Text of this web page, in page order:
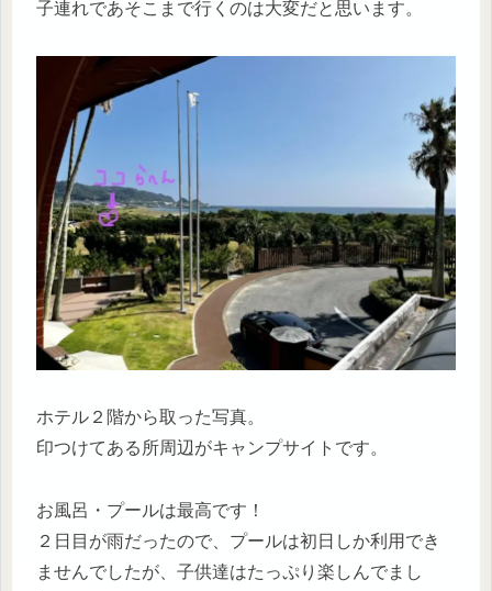
子連れであそこまで行くのは大変だと思います。
ホテル２階から取った写真。
印つけてある所周辺がキャンプサイトです。
お風呂・プールは最高です！
２日目が雨だったので、プールは初日しか利用でき
ませんでしたが、子供達はたっぷり楽しんでまし